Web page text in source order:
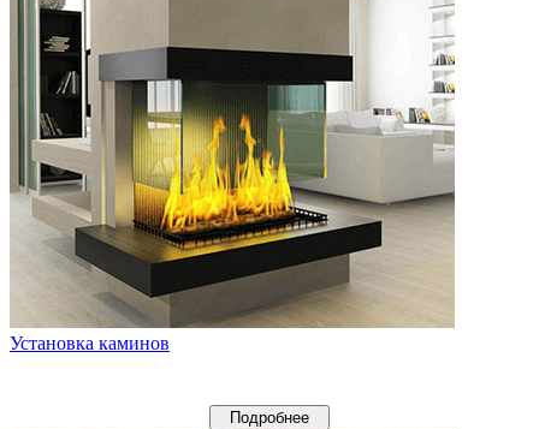
Установка каминов
Подробнее